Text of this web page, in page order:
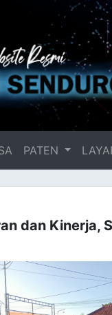
PATEN
dan Kinerja,